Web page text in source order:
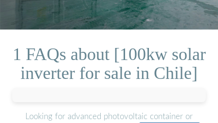
1 FAQs about [100kw solar
inverter for sale in Chile]
Looking for advanced photovoltaic container or